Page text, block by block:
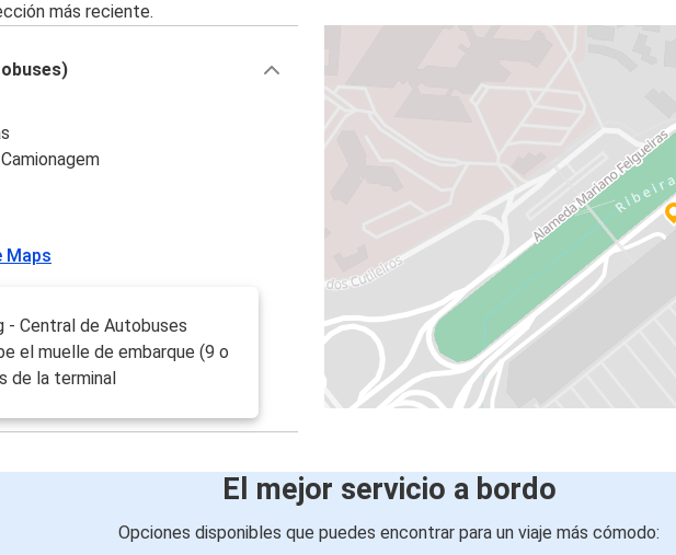
más reciente.
Maps
- Central de Autobuses
el muelle de embarque (9 o
de la terminal
El mejor servicio a bordo
Opciones disponibles que puedes encontrar para un viaje más cómodo: